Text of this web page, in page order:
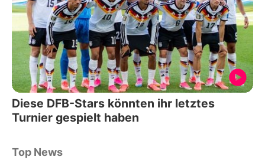
Diese DFB-Stars könnten ihr letztes
Turnier gespielt haben
Top News